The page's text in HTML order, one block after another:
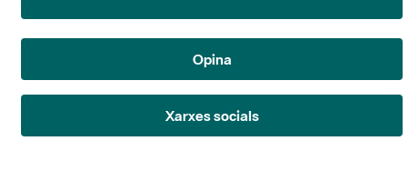
Opina
Xarxes socials